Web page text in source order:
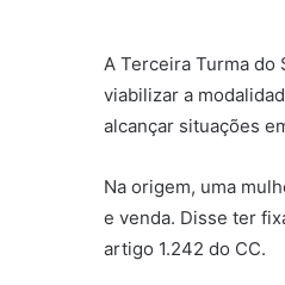
A Terceira Turma
viabilizar a
alcançar situações
Na origem, uma
e venda. Disse ter
artigo 1.242 do CC.